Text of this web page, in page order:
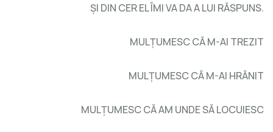
ŞI DIN CER EL ÎMI VA DA A LUI RĂSPUNS.
MULŢUMESC CĂ M-AI TREZIT
MULŢUMESC CĂ M-AI HRĂNIT
MULŢUMESC CĂ AM UNDE SĂ LOCUIESC